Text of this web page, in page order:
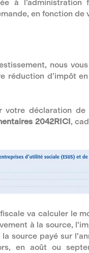
à
en fonction de
nous
réduction d’impôt
déclaration de
2042RICI,
va calculer le
à la source,
source payé sur
en août ou